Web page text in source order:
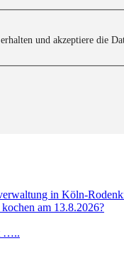
und akzeptiere die
in Köln-
am 13.8.2026?
…..